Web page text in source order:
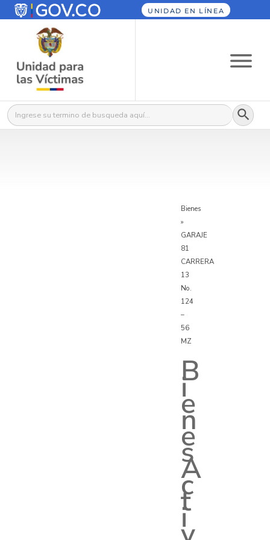
UNIDAD EN LÍNEA
Buscar: Botón
Bienes
»
GARAJE
81
CARRERA
13
No.
124
–
56
MZ
B
i
e
n
e
s
A
c
t
i